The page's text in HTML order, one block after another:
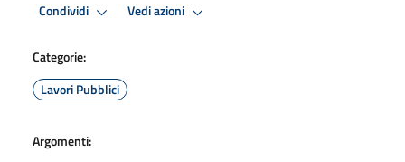
Condividi Vedi azioni
Categorie:
Lavori Pubblici
Argomenti: